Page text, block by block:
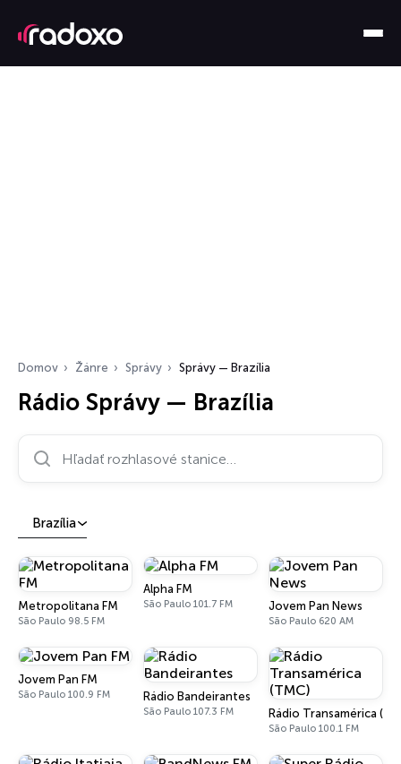
Domov Žánre Správy Správy — Brazília
Rádio Správy — Brazília
Hľadať rozhlasové stanice…
Brazília
Metropolitana FM
São Paulo 98.5 FM
Alpha FM
São Paulo 101.7 FM Jovem Pan News
São Paulo 620 AM
Jovem Pan FM
São Paulo 100.9 FM Rádio Bandeirantes
São Paulo 107.3 FM Rádio Transamérica
São Paulo 100.1 FM